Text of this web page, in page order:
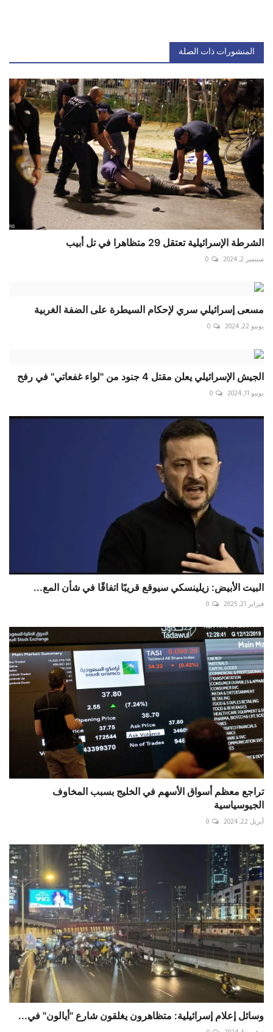
المنشورات ذات الصلة
الشرطة الإسرائيلية تعتقل 29 متظاهرا في تل أبيب
سبتمبر 2, 2024 0
مسعى إسرائيلي سري لإحكام السيطرة على الضفة الغربية
يونيو 22, 2024 0
الجيش الإسرائيلي يعلن مقتل 4 جنود من "لواء غفعاتي" في ‏رفح
يونيو 11, 2024 0
البيت الأبيض: زيلينسكي سيوقع قريبًا اتفاقًا في شأن المع...
فبراير 21, 2025 0
تراجع معظم أسواق الأسهم في الخليج بسبب المخاوف
الجيوسياسية
أبريل 22, 2024 0
وسائل إعلام إسرائيلية: متظاهرون يغلقون شارع "أيالون" في...